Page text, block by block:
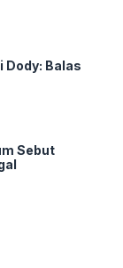
Dody: Balas
Sebut